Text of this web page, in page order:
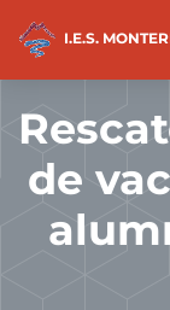
I.E.S.
de